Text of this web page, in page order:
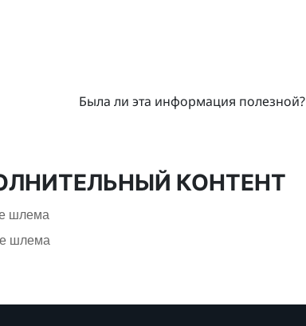
Была ли эта информация полезной?
КОНТЕНТ
шлема
шлема